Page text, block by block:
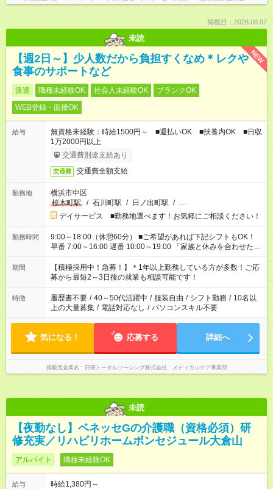
掲載日：2026.08.07
未読
NEW
【週2日～】少人数だから負担すくなめ＊レクや
食事のサポートなど
派遣 職種未経験OK 社会人未経験OK
ブランクOK
WEB登録・面接OK
給与
無資格未経験：時給1500円～ ■週払いOK ■扶養内OK ■日収
1万2000円以上
交通費別途支給あり
交通費 交通費全額支給
勤務地
横浜市中区
桜木町駅
/ 石川町駅 / 日ノ出町駅 / …
デイサービス ■勤務地選べます！お気軽にご相談ください！
勤務時間
9:00～18:00（休憩60分） ■ご希望があれば下記シフトもOK！
早番 7:00～16:00 遅番 10:00～19:00 「家族と休みを合わせた
い」 「余裕を持って夕飯の準備がしたい」 「できれば残業はし
たくない」 など、ご希望を教えてくださいね。 ※Wワーク希望
の方へ 今ご覧のお仕事で希望する勤務時間と、もう1つのお仕事
の勤務時間。 合計で週40時間を超える場合は応募できません。
期間
【積極採用中！急募！】＊1年以上勤務している方が多数！ご応
募から最短2～3日後の就業も相談可能です！
特徴 履歴書不要 / 40～50代活躍中 / 服装自由 / シフト勤務 / 10名以
上の大量募集 / 電話対応なし / パソコンスキル不要
気になる！ 応募する 詳細へ
掲載元企業名 日研トータルソーシング株式会社 メディカルケア事業部
未読
【夜勤なし】ベネッセGの介護職（資格必須）研
修充実／リハビリホームボンセジュール大倉山
アルバイト 職種未経験OK
給与
時給1,380円～